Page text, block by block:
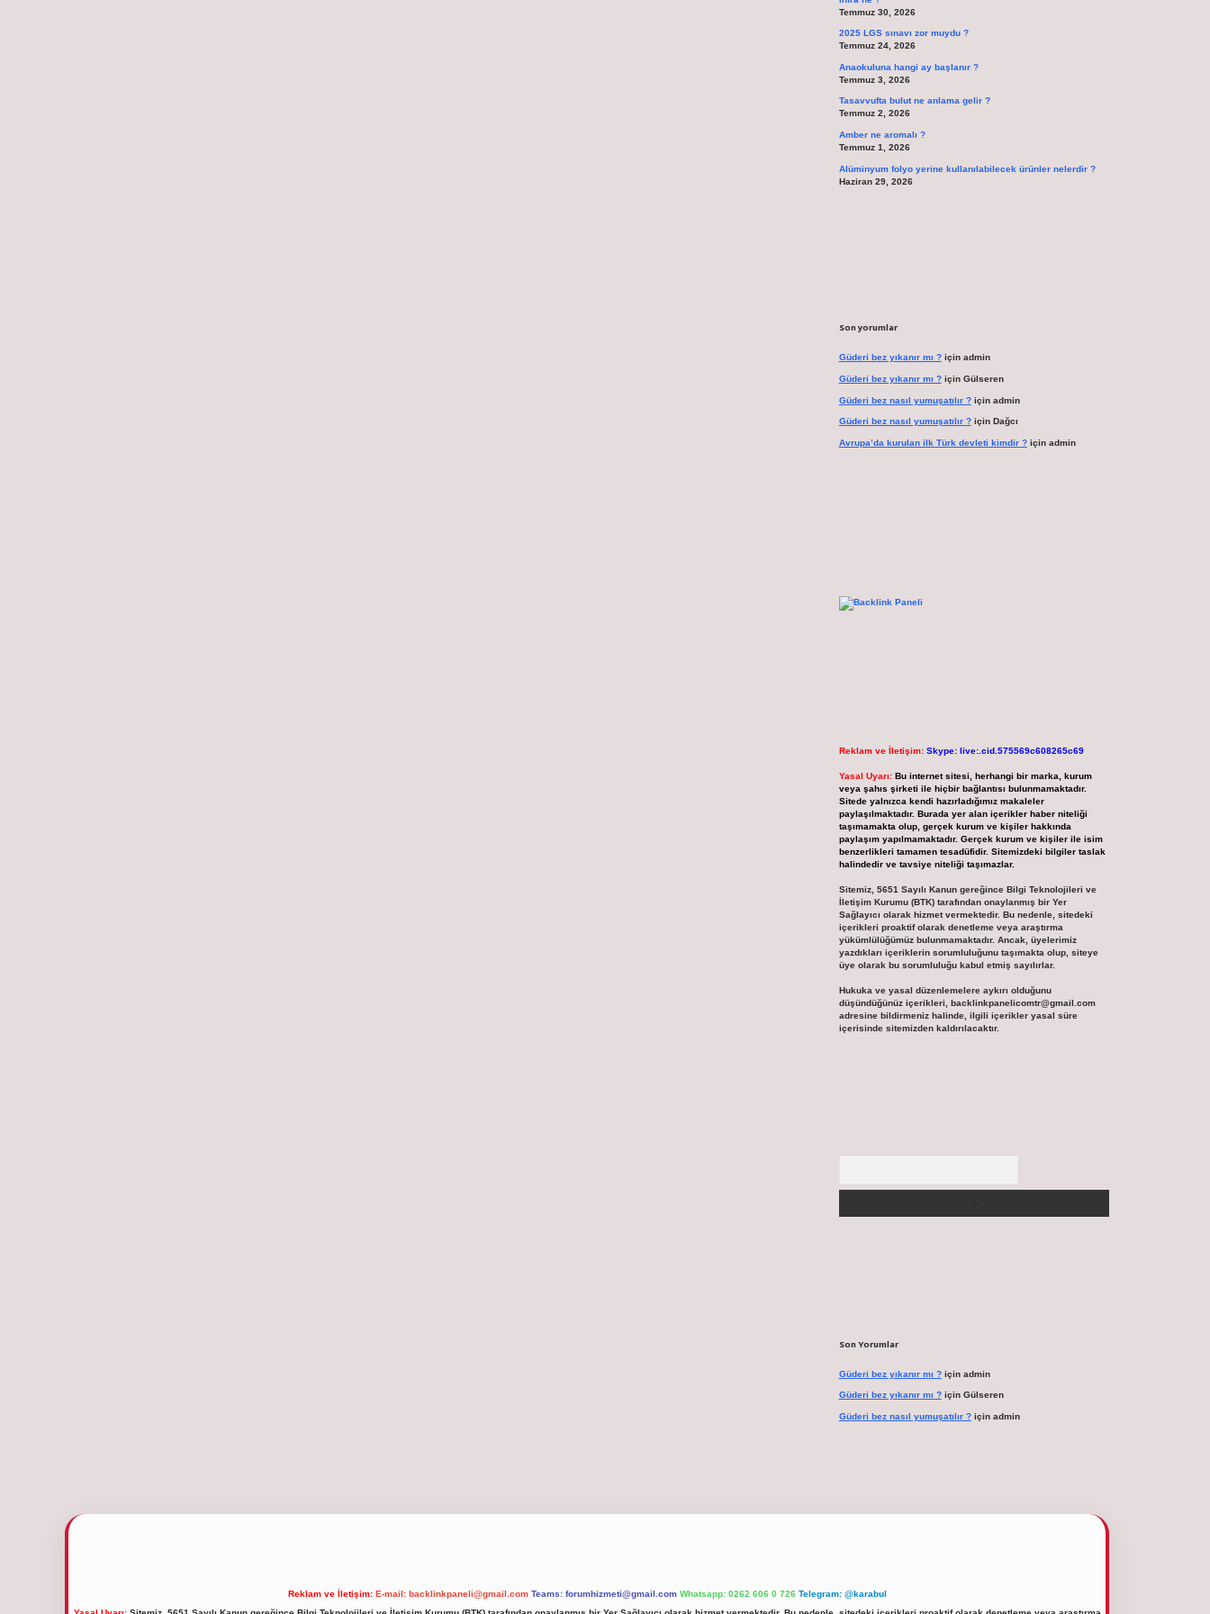
Temmuz 30, 2026
2025 LGS sınavı zor muydu ?
Temmuz 24, 2026
Anaokuluna hangi ay başlanır ?
Temmuz 3, 2026
Tasavvufta bulut ne anlama gelir ?
Temmuz 2, 2026
Amber ne aromalı ?
Temmuz 1, 2026
Alüminyum folyo yerine kullanılabilecek ürünler nelerdir ?
Haziran 29, 2026
Son yorumlar
Güderi bez yıkanır mı ?için admin
Güderi bez yıkanır mı ?için Gülseren
Güderi bez nasıl yumuşatılır ?için admin
Güderi bez nasıl yumuşatılır ?için Dağcı
Avrupa’da kurulan ilk Türk devleti kimdir ?için admin
Reklam ve İletişim: Skype: live:.cid.575569c608265c69
Yasal Uyarı: Bu internet sitesi, herhangi bir marka, kurum
veya şahıs şirketi ile hiçbir bağlantısı bulunmamaktadır.
Sitede yalnızca kendi hazırladığımız makaleler
paylaşılmaktadır. Burada yer alan içerikler haber niteliği
taşımamakta olup, gerçek kurum ve kişiler hakkında
paylaşım yapılmamaktadır. Gerçek kurum ve kişiler ile isim
benzerlikleri tamamen tesadüfidir. Sitemizdeki bilgiler taslak
halindedir ve tavsiye niteliği taşımazlar.
Sitemiz, 5651 Sayılı Kanun gereğince Bilgi Teknolojileri ve
İletişim Kurumu (BTK) tarafından onaylanmış bir Yer
Sağlayıcı olarak hizmet vermektedir. Bu nedenle, sitedeki
içerikleri proaktif olarak denetleme veya araştırma
yükümlülüğümüz bulunmamaktadır. Ancak, üyelerimiz
yazdıkları içeriklerin sorumluluğunu taşımakta olup, siteye
üye olarak bu sorumluluğu kabul etmiş sayılırlar.
Hukuka ve yasal düzenlemelere aykırı olduğunu
düşündüğünüz içerikleri, backlinkpanelicomtr@gmail.com
adresine bildirmeniz halinde, ilgili içerikler yasal süre
içerisinde sitemizden kaldırılacaktır.
Son Yorumlar
Güderi bez yıkanır mı ?için admin
Güderi bez yıkanır mı ?için Gülseren
Güderi bez nasıl yumuşatılır ?için admin
Reklam ve İletişim: E-mail: backlinkpaneli@gmail.com Teams: forumhizmeti@gmail.com Whatsapp: 0262 606 0 726 Telegram: @karabul